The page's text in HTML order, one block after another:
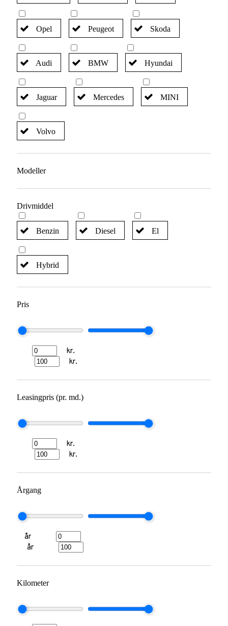
Opel Peugeot Skoda
Audi BMW Hyundai
Jaguar Mercedes MINI
Volvo
Modeller
Drivmiddel
Benzin Diesel El
Hybrid
Pris
kr.
kr.
Leasingpris (pr. md.)
kr.
kr.
Årgang
år
år
Kilometer